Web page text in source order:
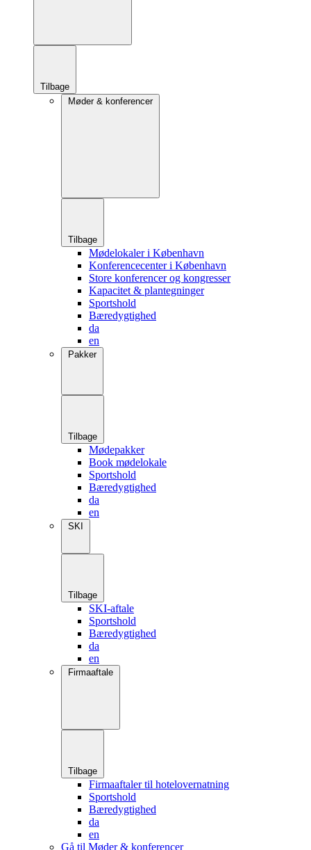
Tilbage
Møder & konferencer
Tilbage
Mødelokaler i København
Konferencecenter i København
Store konferencer og kongresser
Kapacitet & plantegninger
Sportshold
Bæredygtighed
da
en
Pakker
Tilbage
Mødepakker
Book mødelokale
Sportshold
Bæredygtighed
da
en
SKI
Tilbage
SKI-aftale
Sportshold
Bæredygtighed
da
en
Firmaaftale
Tilbage
Firmaaftaler til hotelovernatning
Sportshold
Bæredygtighed
da
en
Gå til Møder & konferencer